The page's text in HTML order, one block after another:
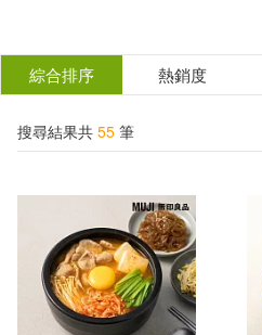
結
分類 (單選)
所有商品(55) 無印良
展開
配送方式 (可複選)
綜合排序 熱銷度
搜尋結果共 55 筆